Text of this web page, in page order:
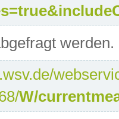
werden.
W/